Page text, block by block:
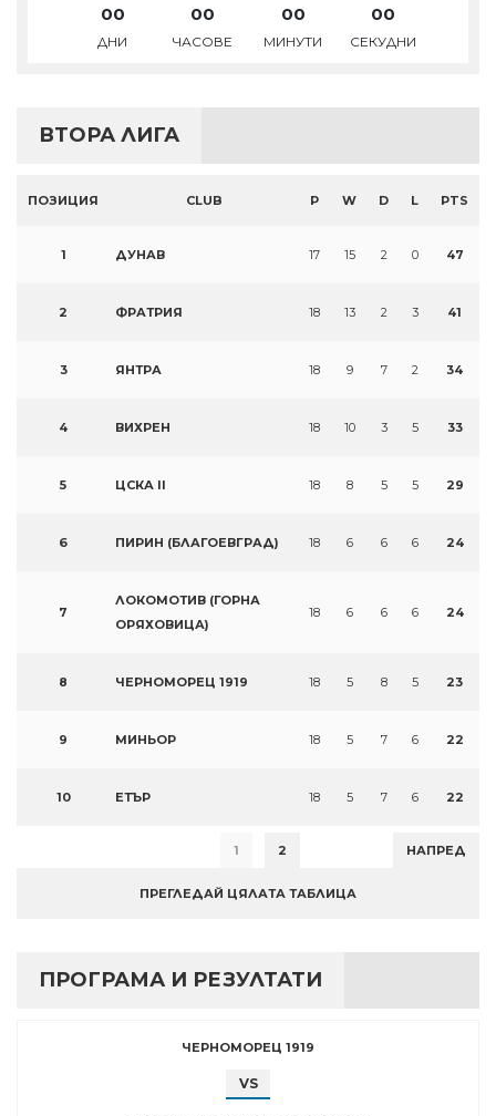
00
ДНИ
00
ЧАСОВЕ
00
МИНУТИ
00
СЕКУДНИ
ВТОРА ЛИГА
ПОЗИЦИЯ CLUB P W D L PTS
1 ДУНАВ 17 15 2 0 47
2 ФРАТРИЯ 18 13 2 3 41
3 ЯНТРА 18 9 7 2 34
4 ВИХРЕН 18 10 3 5 33
5 ЦСКА II 18 8 5 5 29
6 ПИРИН (БЛАГОЕВГРАД) 18 6 6 6 24
7
ЛОКОМОТИВ (ГОРНА
ОРЯХОВИЦА)
18 6 6 6 24
8 ЧЕРНОМОРЕЦ 1919 18 5 8 5 23
9 МИНЬОР 18 5 7 6 22
10 ЕТЪР 18 5 7 6 22
1 2 НАПРЕД
ПРЕГЛЕДАЙ ЦЯЛАТА ТАБЛИЦА
ПРОГРАМА И РЕЗУЛТАТИ
ЧЕРНОМОРЕЦ 1919
VS